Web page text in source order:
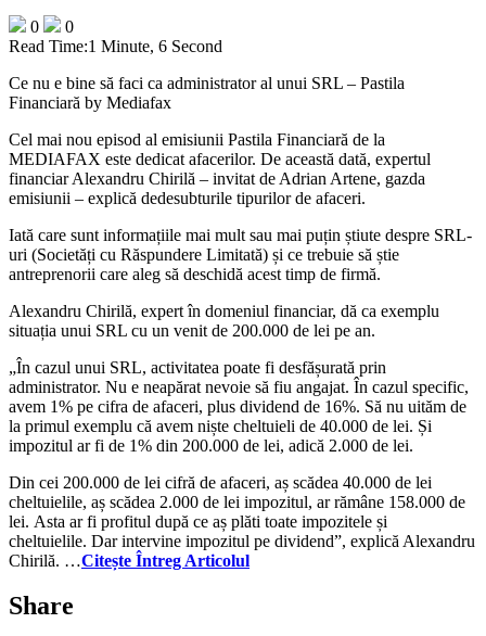
0
0
Read Time:1 Minute, 6 Second
Ce nu e bine să faci ca administrator al unui SRL – Pastila
Financiară by Mediafax
Cel mai nou episod al emisiunii Pastila Financiară de la
MEDIAFAX este dedicat afacerilor. De această dată, expertul
financiar Alexandru Chirilă – invitat de Adrian Artene, gazda
emisiunii – explică dedesubturile tipurilor de afaceri.
Iată care sunt informațiile mai mult sau mai puțin știute despre SRL-
uri (Societăți cu Răspundere Limitată) și ce trebuie să știe
antreprenorii care aleg să deschidă acest timp de firmă.
Alexandru Chirilă, expert în domeniul financiar, dă ca exemplu
situația unui SRL cu un venit de 200.000 de lei pe an.
„În cazul unui SRL, activitatea poate fi desfășurată prin
administrator. Nu e neapărat nevoie să fiu angajat. În cazul specific,
avem 1% pe cifra de afaceri, plus dividend de 16%. Să nu uităm de
la primul exemplu că avem niște cheltuieli de 40.000 de lei. Și
impozitul ar fi de 1% din 200.000 de lei, adică 2.000 de lei.
Din cei 200.000 de lei cifră de afaceri, aș scădea 40.000 de lei
cheltuielile, aș scădea 2.000 de lei impozitul, ar rămâne 158.000 de
lei. Asta ar fi profitul după ce aș plăti toate impozitele și
cheltuielile. Dar intervine impozitul pe dividend”, explică Alexandru
Chirilă. …Citește Întreg Articolul
Share